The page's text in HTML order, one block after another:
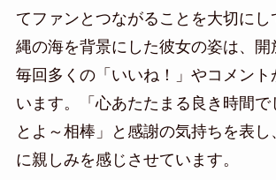
てファンとつながることを大切にし
縄の海を背景にした彼女の姿は、開
毎回多くの「いいね！」やコメント
います。「心あたたまる良き時間
とよ～相棒」と感謝の気持ちを表し
に親しみを感じさせています。